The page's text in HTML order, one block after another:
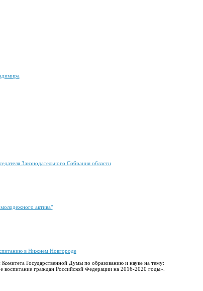
Законодательного Собрания области
актива"
в Нижнем Новгороде
Государственной Думы по образованию и науке на тему:
воспитание граждан Российской Федерации на 2016-2020 годы».